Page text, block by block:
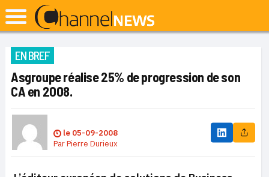
EN BREF
Asgroupe réalise 25% de progression de son
CA en 2008.
le 05-09-2008
ParPierre Durieux